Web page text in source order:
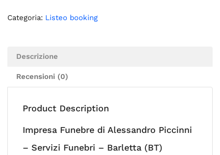
Categoria: Listeo booking
Descrizione
Recensioni (0)
Product Description
Impresa Funebre di Alessandro Piccinni
– Servizi Funebri – Barletta (BT)